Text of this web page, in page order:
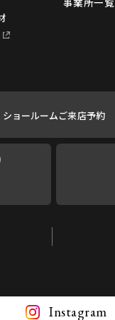
ショールームご来店予約
Instagram